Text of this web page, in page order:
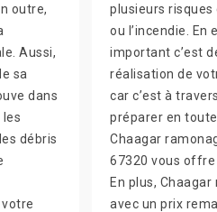
outre,
Aussi,
sa
dans
les
débris
plusieurs risques
ou l’incendie.
important c’est
réalisation de
car c’est à
préparer en
Chaagar
67320 vous offre
En plus,
avec un prix